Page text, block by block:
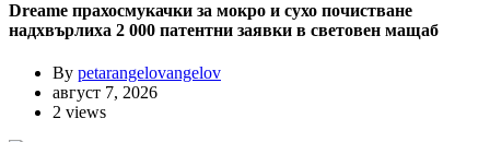
Dreame прахосмукачки за мокро и сухо почистване
надхвърлиха 2 000 патентни заявки в световен мащаб
By petarangelovangelov
август 7, 2026
2 views